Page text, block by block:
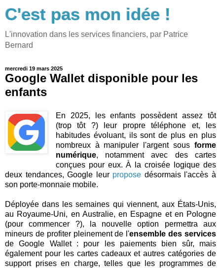
C'est pas mon idée !
L'innovation dans les services financiers, par Patrice
Bernard
mercredi 19 mars 2025
Google Wallet disponible pour les
enfants
En 2025, les enfants possèdent assez tôt
(trop tôt ?) leur propre téléphone et, les
habitudes évoluant, ils sont de plus en plus
nombreux à manipuler l'argent sous forme
numérique, notamment avec des cartes
conçues pour eux. À la croisée logique des
deux tendances, Google leur propose désormais l'accès à
son porte-monnaie mobile.
Déployée dans les semaines qui viennent, aux États-Unis,
au Royaume-Uni, en Australie, en Espagne et en Pologne
(pour commencer ?), la nouvelle option permettra aux
mineurs de profiter pleinement de l'ensemble des services
de Google Wallet : pour les paiements bien sûr, mais
également pour les cartes cadeaux et autres catégories de
support prises en charge, telles que les programmes de